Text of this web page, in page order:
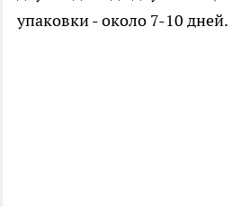
упаковки - около 7-10 дней.